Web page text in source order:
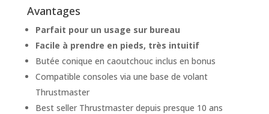
Avantages
Parfait pour un usage sur bureau
Facile à prendre en pieds, très intuitif
Butée conique en caoutchouc inclus en bonus
Compatible consoles via une base de volant
Thrustmaster
Best seller Thrustmaster depuis presque 10 ans